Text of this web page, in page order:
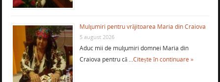
Mulţumiri pentru vrăjitoarea Maria din Craiova
5 august 2026
Aduc mii de mulţumiri domnei Maria din
Craiova pentru că …Citește în continuare »